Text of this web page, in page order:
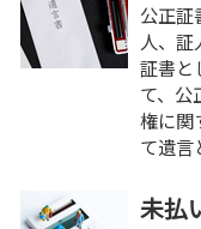
公正証
人、
証書と
て、公
権に関
て遺
未払